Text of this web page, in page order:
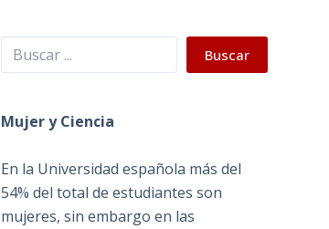
Buscar Buscar
Mujer y Ciencia
En la Universidad española más del
54% del total de estudiantes son
mujeres, sin embargo en las